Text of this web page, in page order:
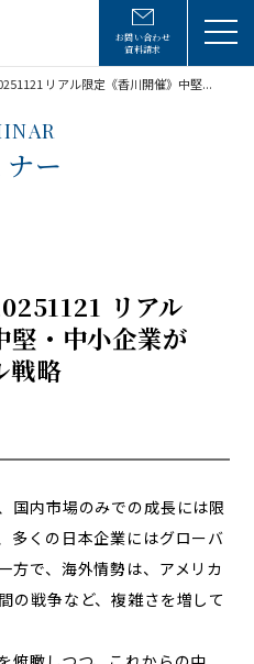
お問い合わせ
資料請求
リアル限定《香川開催》中堅...
ー
リアル
堅・中小企業が
戦略
国内市場のみでの成長には限
多くの日本企業にはグローバ
方で、海外情勢は、アメリカ
の戦争など、複雑さを増して